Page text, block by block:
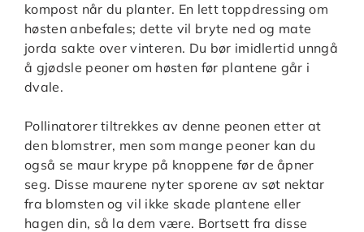
kompost når du planter. En lett toppdressing om
høsten anbefales; dette vil bryte ned og mate
jorda sakte over vinteren. Du bør imidlertid unngå
å gjødsle peoner om høsten før plantene går i
dvale.
Pollinatorer tiltrekkes av denne peonen etter at
den blomstrer, men som mange peoner kan du
også se maur krype på knoppene før de åpner
seg. Disse maurene nyter sporene av søt nektar
fra blomsten og vil ikke skade plantene eller
hagen din, så la dem være. Bortsett fra disse